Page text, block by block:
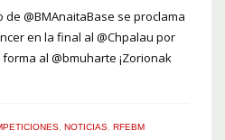
@BMAnaitaBase se proclama
en la final al @Chpalau por
al @bmuharte ¡Zorionak
NOTICIAS RFEBM